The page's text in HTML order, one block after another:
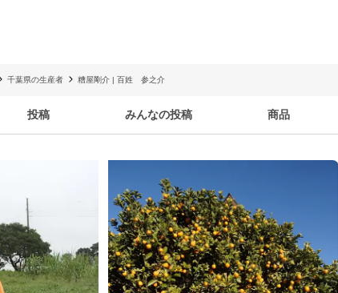
千葉県の生産者 糟屋剛介 | 百姓 参之介
投稿 みんなの投稿 商品